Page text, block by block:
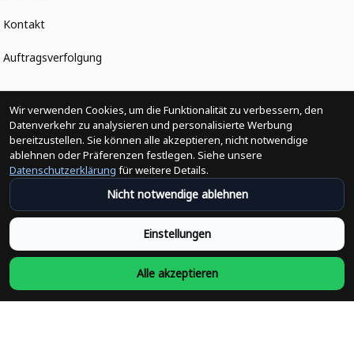
Kontakt
Auftragsverfolgung
Politiken
Änderungen der Bestellung
Versandpolitik
Rückerstattungsrichtlinie
Rückgabepolitik
Wir verwenden Cookies, um die Funktionalität zu verbessern, den
Datenverkehr zu analysieren und personalisierte Werbung
bereitzustellen. Sie können alle akzeptieren, nicht notwendige
ablehnen oder Präferenzen festlegen. Siehe unsere
Datenschutzerklärung für weitere Details.
Nicht notwendige ablehnen
Einstellungen
Alle akzeptieren